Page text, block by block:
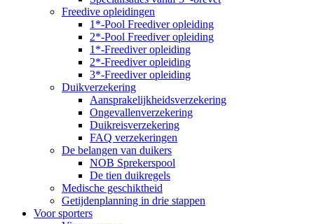
Freedive opleidingen
1*-Pool Freediver opleiding
2*-Pool Freediver opleiding
1*-Freediver opleiding
2*-Freediver opleiding
3*-Freediver opleiding
Duikverzekering
Aansprakelijkheidsverzekering
Ongevallenverzekering
Duikreisverzekering
FAQ verzekeringen
De belangen van duikers
NOB Sprekerspool
De tien duikregels
Medische geschiktheid
Getijdenplanning in drie stappen
Voor sporters